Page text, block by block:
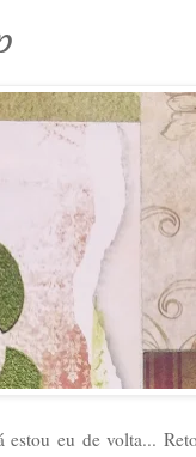
eu de volta...